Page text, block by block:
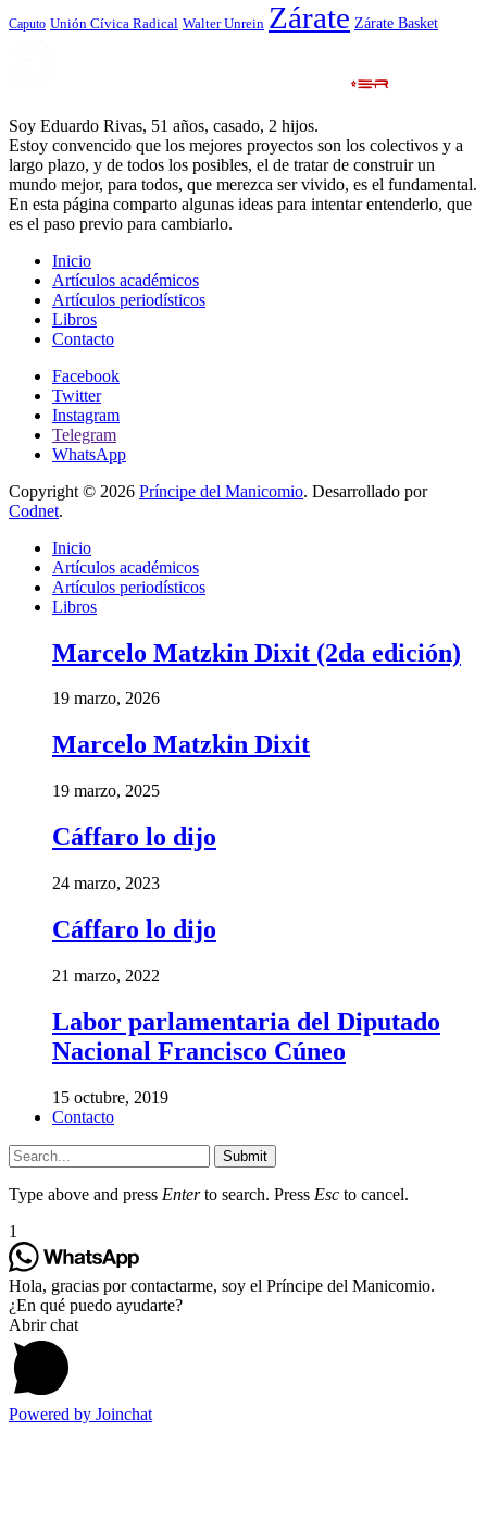
Caputo Unión Cívica Radical Walter Unrein Zárate Zárate Basket
Soy Eduardo Rivas, 51 años, casado, 2 hijos.
Estoy convencido que los mejores proyectos son los colectivos y a
largo plazo, y de todos los posibles, el de tratar de construir un
mundo mejor, para todos, que merezca ser vivido, es el fundamental.
En esta página comparto algunas ideas para intentar entenderlo, que
es el paso previo para cambiarlo.
Inicio
Artículos académicos
Artículos periodísticos
Libros
Contacto
Facebook
Twitter
Instagram
Telegram
WhatsApp
Copyright © 2026 Príncipe del Manicomio. Desarrollado por
Codnet.
Inicio
Artículos académicos
Artículos periodísticos
Libros
Marcelo Matzkin Dixit (2da edición)
19 marzo, 2026
Marcelo Matzkin Dixit
19 marzo, 2025
Cáffaro lo dijo
24 marzo, 2023
Cáffaro lo dijo
21 marzo, 2022
Labor parlamentaria del Diputado
Nacional Francisco Cúneo
15 octubre, 2019
Contacto
Submit
Type above and press Enterto search. Press Esc to cancel.
1
Hola, gracias por contactarme, soy el Príncipe del Manicomio.
¿En qué puedo ayudarte?
Abrir chat
Powered by Joinchat